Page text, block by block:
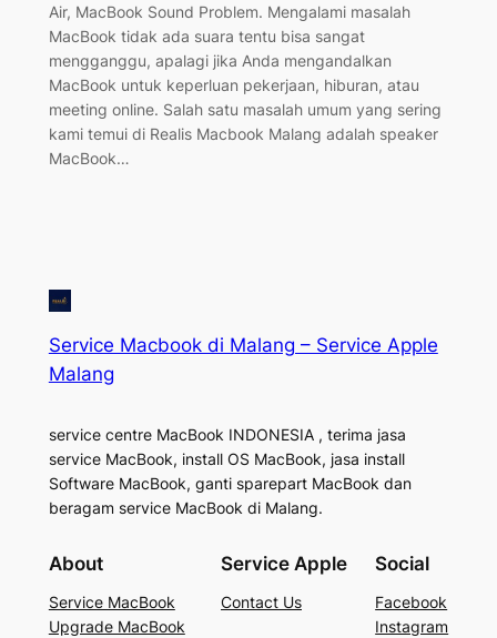
Air, MacBook Sound Problem. Mengalami masalah
MacBook tidak ada suara tentu bisa sangat
mengganggu, apalagi jika Anda mengandalkan
MacBook untuk keperluan pekerjaan, hiburan, atau
meeting online. Salah satu masalah umum yang sering
kami temui di Realis Macbook Malang adalah speaker
MacBook…
Service Macbook di Malang – Service Apple
Malang
service centre MacBook INDONESIA , terima jasa
service MacBook, install OS MacBook, jasa install
Software MacBook, ganti sparepart MacBook dan
beragam service MacBook di Malang.
About
Service MacBook
Upgrade MacBook
Service Apple
Contact Us
Social
Facebook
Instagram